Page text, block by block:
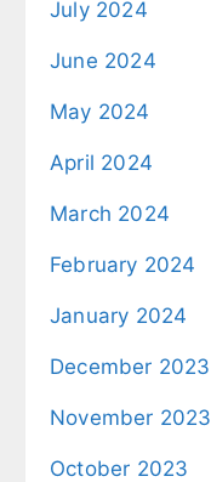
July 2024
June 2024
May 2024
April 2024
March 2024
February 2024
January 2024
December 2023
November 2023
October 2023